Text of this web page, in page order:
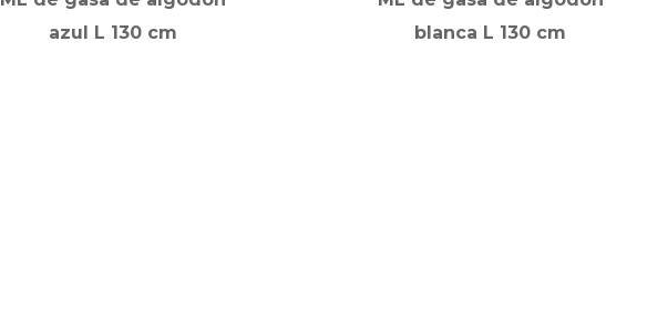
azul L 130 cm
blanca L 130 cm